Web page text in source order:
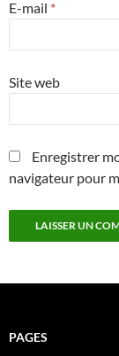
E-mail *
Site web
Enregistrer
navigateur pour
PAGES